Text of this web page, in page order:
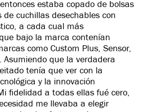
estaba copado de bolsas
de cuchillas desechables con
a cada cual más
bajo la marca contenían
como Custom Plus, Sensor,
Asumiendo que la verdadera
tenía que ver con la
y la innovación
fidelidad a todas ellas fué cero,
me llevaba a elegir